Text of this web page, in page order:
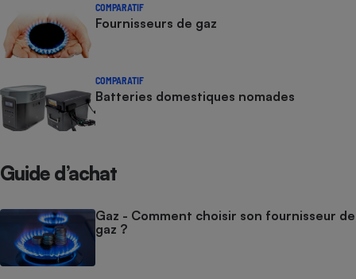
COMPARATIF
Fournisseurs de gaz
COMPARATIF
Batteries domestiques nomades
Guide d’achat
Gaz - Comment choisir son fournisseur de
gaz ?